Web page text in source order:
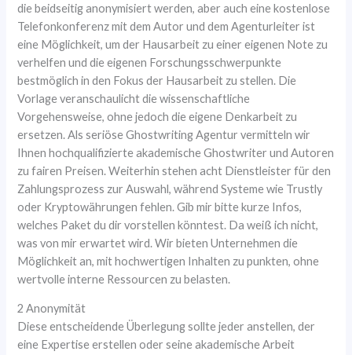
die beidseitig anonymisiert werden, aber auch eine kostenlose
Telefonkonferenz mit dem Autor und dem Agenturleiter ist
eine Möglichkeit, um der Hausarbeit zu einer eigenen Note zu
verhelfen und die eigenen Forschungsschwerpunkte
bestmöglich in den Fokus der Hausarbeit zu stellen. Die
Vorlage veranschaulicht die wissenschaftliche
Vorgehensweise, ohne jedoch die eigene Denkarbeit zu
ersetzen. Als seriöse Ghostwriting Agentur vermitteln wir
Ihnen hochqualifizierte akademische Ghostwriter und Autoren
zu fairen Preisen. Weiterhin stehen acht Dienstleister für den
Zahlungsprozess zur Auswahl, während Systeme wie Trustly
oder Kryptowährungen fehlen. Gib mir bitte kurze Infos,
welches Paket du dir vorstellen könntest. Da weiß ich nicht,
was von mir erwartet wird. Wir bieten Unternehmen die
Möglichkeit an, mit hochwertigen Inhalten zu punkten, ohne
wertvolle interne Ressourcen zu belasten.
2 Anonymität
Diese entscheidende Überlegung sollte jeder anstellen, der
eine Expertise erstellen oder seine akademische Arbeit